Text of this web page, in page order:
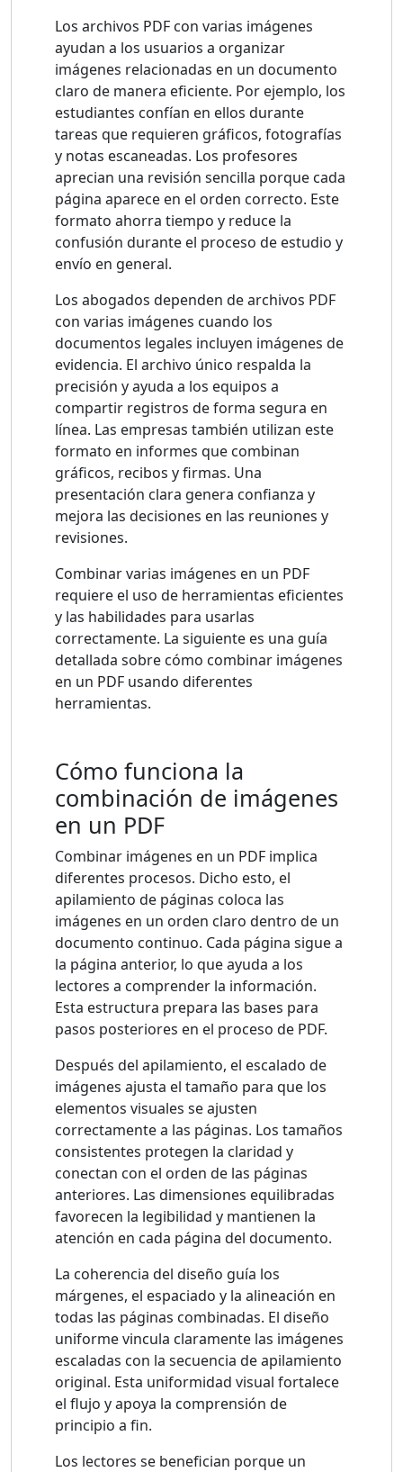
Los archivos PDF con varias imágenes
ayudan a los usuarios a organizar
imágenes relacionadas en un documento
claro de manera eficiente. Por ejemplo, los
estudiantes confían en ellos durante
tareas que requieren gráficos, fotografías
y notas escaneadas. Los profesores
aprecian una revisión sencilla porque cada
página aparece en el orden correcto. Este
formato ahorra tiempo y reduce la
confusión durante el proceso de estudio y
envío en general.
Los abogados dependen de archivos PDF
con varias imágenes cuando los
documentos legales incluyen imágenes de
evidencia. El archivo único respalda la
precisión y ayuda a los equipos a
compartir registros de forma segura en
línea. Las empresas también utilizan este
formato en informes que combinan
gráficos, recibos y firmas. Una
presentación clara genera confianza y
mejora las decisiones en las reuniones y
revisiones.
Combinar varias imágenes en un PDF
requiere el uso de herramientas eficientes
y las habilidades para usarlas
correctamente. La siguiente es una guía
detallada sobre cómo combinar imágenes
en un PDF usando diferentes
herramientas.
Cómo funciona la
combinación de imágenes
en un PDF
Combinar imágenes en un PDF implica
diferentes procesos. Dicho esto, el
apilamiento de páginas coloca las
imágenes en un orden claro dentro de un
documento continuo. Cada página sigue a
la página anterior, lo que ayuda a los
lectores a comprender la información.
Esta estructura prepara las bases para
pasos posteriores en el proceso de PDF.
Después del apilamiento, el escalado de
imágenes ajusta el tamaño para que los
elementos visuales se ajusten
correctamente a las páginas. Los tamaños
consistentes protegen la claridad y
conectan con el orden de las páginas
anteriores. Las dimensiones equilibradas
favorecen la legibilidad y mantienen la
atención en cada página del documento.
La coherencia del diseño guía los
márgenes, el espaciado y la alineación en
todas las páginas combinadas. El diseño
uniforme vincula claramente las imágenes
escaladas con la secuencia de apilamiento
original. Esta uniformidad visual fortalece
el flujo y apoya la comprensión de
principio a fin.
Los lectores se benefician porque un